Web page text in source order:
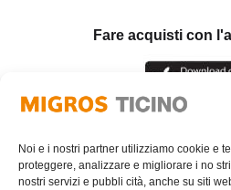
Noi e i nostri partner utilizziamo cookie e
proteggere, analizzare e migliorare i no
nostri servizi e pubbli cità, anche su siti
Fare acquisti con